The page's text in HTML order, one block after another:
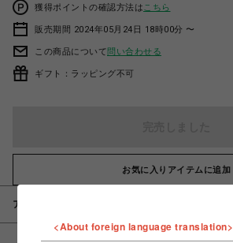
獲得ポイントの確認方法は こちら
販売期間 2024年05月24日 18時00分 〜
この商品について問い合わせる
ギフト：ラッピング不可
お気に入りアイテムに追加
アイテム説明 / 素材
<About foreign language translation>